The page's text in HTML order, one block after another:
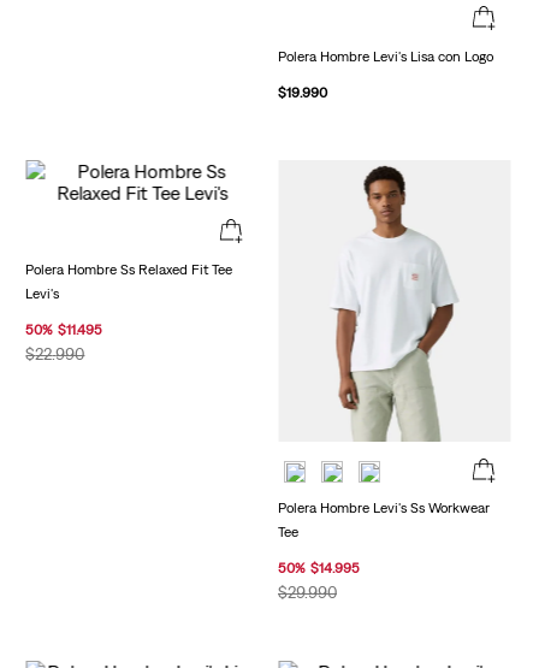
Polera Hombre Levi's Lisa con Logo
$19.990
Polera Hombre Ss Relaxed Fit Tee
Levi's
50% $11.495
$22.990
Polera Hombre Levi's Ss Workwear
Tee
50% $14.995
$29.990